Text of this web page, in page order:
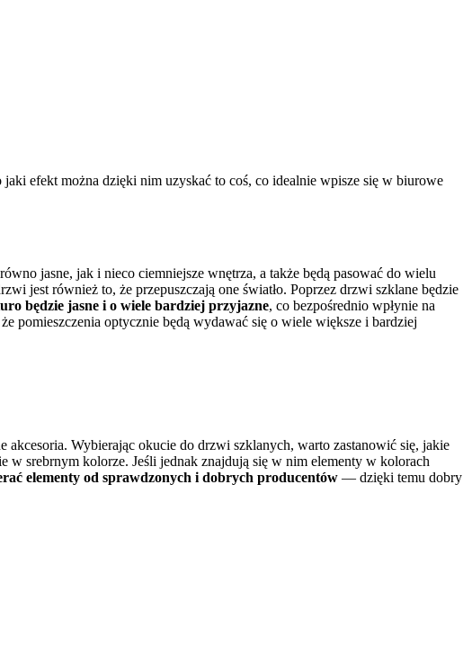
efekt można dzięki nim uzyskać to coś, co idealnie wpisze się w biurowe
jasne, jak i nieco ciemniejsze wnętrza, a także będą pasować do wielu
jest również to, że przepuszczają one światło. Poprzez drzwi szklane będzie
będzie jasne i o wiele bardziej przyjazne, co bezpośrednio wpłynie na
pomieszczenia optycznie będą wydawać się o wiele większe i bardziej
Wybierając okucie do drzwi szklanych, warto zastanowić się, jakie
srebrnym kolorze. Jeśli jednak znajdują się w nim elementy w kolorach
elementy od sprawdzonych i dobrych producentów — dzięki temu dobry